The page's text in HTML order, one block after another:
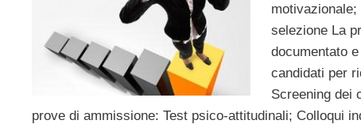
selezione La
documentato
candidati per
Screening dei
prove di ammissione: Test psico-attitudinali; Colloqui